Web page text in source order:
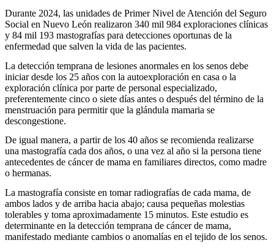
Durante 2024, las unidades de Primer Nivel de Atención del Seguro
Social en Nuevo León realizaron 340 mil 984 exploraciones clínicas
y 84 mil 193 mastografías para detecciones oportunas de la
enfermedad que salven la vida de las pacientes.
La detección temprana de lesiones anormales en los senos debe
iniciar desde los 25 años con la autoexploración en casa o la
exploración clínica por parte de personal especializado,
preferentemente cinco o siete días antes o después del término de la
menstruación para permitir que la glándula mamaria se
descongestione.
De igual manera, a partir de los 40 años se recomienda realizarse
una mastografía cada dos años, o una vez al año si la persona tiene
antecedentes de cáncer de mama en familiares directos, como madre
o hermanas.
La mastografía consiste en tomar radiografías de cada mama, de
ambos lados y de arriba hacia abajo; causa pequeñas molestias
tolerables y toma aproximadamente 15 minutos. Este estudio es
determinante en la detección temprana de cáncer de mama,
manifestado mediante cambios o anomalías en el tejido de los senos.